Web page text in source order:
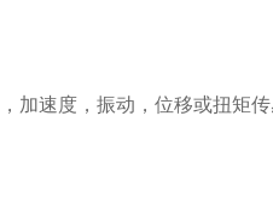
加速度，振动，位移或扭矩